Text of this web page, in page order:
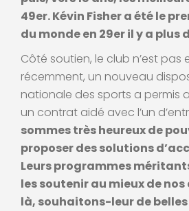
49er. Kévin Fisher a été le
du monde en 29er il y a plus
Côté soutien, le club n’est pas
récemment, un nouveau
nationale des sports a permis
un contrat aidé avec l’un
sommes très heureux de
proposer des solutions
Leurs programmes
les soutenir au mieux de nos
là, souhaitons-leur de